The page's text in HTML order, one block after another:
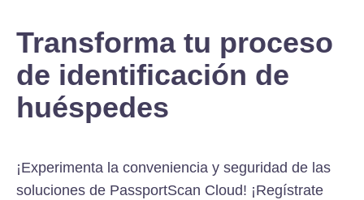
Transforma tu proceso
de identificación de
huéspedes
¡Experimenta la conveniencia y seguridad de las
soluciones de PassportScan Cloud! ¡Regístrate